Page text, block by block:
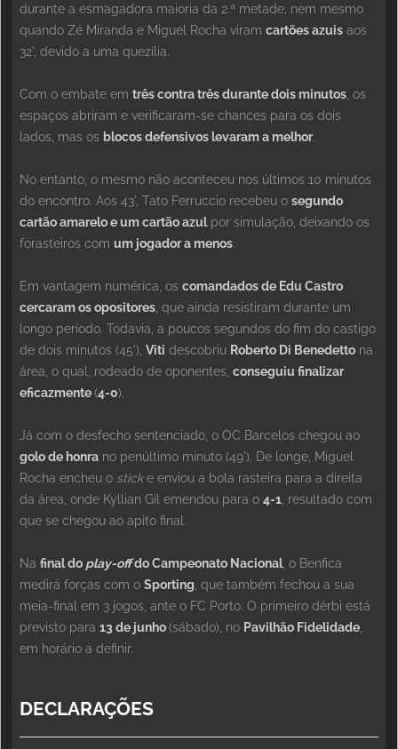
durante a esmagadora maioria da 2.ª metade, nem mesmo
quando Zé Miranda e Miguel Rocha viram cartões azuis aos
32', devido a uma quezília.
Com o embate em três contra três durante dois minutos , os
espaços abriram e verificaram-se chances para os dois
lados, mas os blocos defensivos levaram a melhor.
No entanto, o mesmo não aconteceu nos últimos 10 minutos
do encontro. Aos 43', Tato Ferruccio recebeu o segundo
cartão amarelo e um cartão azulpor simulação, deixando os
forasteiros com um jogador a menos.
Em vantagem numérica, os comandados de Edu Castro
cercaram os opositores , que ainda resistiram durante um
longo período. Todavia, a poucos segundos do fim do castigo
de dois minutos (45'), Viti descobriu Roberto Di Benedetto na
área, o qual, rodeado de oponentes, conseguiu finalizar
eficazmente(4-0).
Já com o desfecho sentenciado, o OC Barcelos chegou ao
golo de honra no penúltimo minuto (49'). De longe, Miguel
Rocha encheu o sticke enviou a bola rasteira para a direita
da área, onde Kyllian Gil emendou para o 4-1 , resultado com
que se chegou ao apito final.
Na final do play-offdo Campeonato Nacional, o Benfica
medirá forças com o Sporting , que também fechou a sua
meia-final em 3 jogos, ante o FC Porto. O primeiro dérbi está
previsto para 13 de junho(sábado), no Pavilhão Fidelidade
em horário a definir.
DECLARAÇÕES